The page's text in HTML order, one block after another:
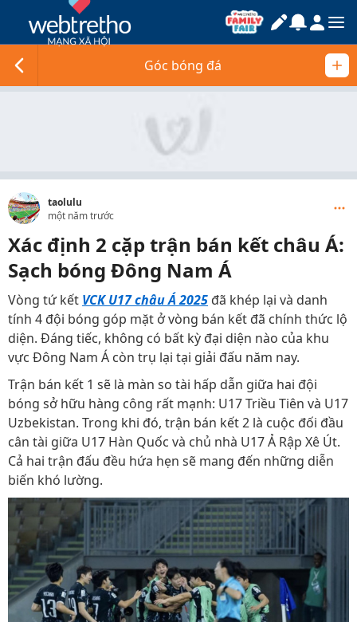
Góc bóng đá
taolulu
một năm trước
Xác định 2 cặp trận bán kết châu Á:
Sạch bóng Đông Nam Á
Vòng tứ kết VCK U17 châu Á 2025 đã khép lại và danh
tính 4 đội bóng góp mặt ở vòng bán kết đã chính thức lộ
diện. Đáng tiếc, không có bất kỳ đại diện nào của khu
vực Đông Nam Á còn trụ lại tại giải đấu năm nay.
Trận bán kết 1 sẽ là màn so tài hấp dẫn giữa hai đội
bóng sở hữu hàng công rất mạnh: U17 Triều Tiên và U17
Uzbekistan. Trong khi đó, trận bán kết 2 là cuộc đối đầu
cân tài giữa U17 Hàn Quốc và chủ nhà U17 Ả Rập Xê Út.
Cả hai trận đấu đều hứa hẹn sẽ mang đến những diễn
biến khó lường.